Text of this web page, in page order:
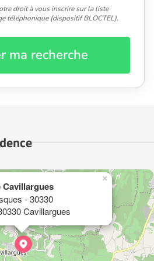
droit à vous inscrire sur la liste
téléphonique (dispositif BLOCTEL).
ma recherche
Cavillargues
- 30330
Cavillargues
×